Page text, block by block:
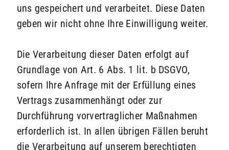
uns gespeichert und verarbeitet. Diese Daten
geben wir nicht ohne Ihre Einwilligung weiter.
Die Verarbeitung dieser Daten erfolgt auf
Grundlage von Art. 6 Abs. 1 lit. b DSGVO,
sofern Ihre Anfrage mit der Erfüllung eines
Vertrags zusammenhängt oder zur
Durchführung vorvertraglicher Maßnahmen
erforderlich ist. In allen übrigen Fällen beruht
die Verarbeitung auf unserem berechtigten